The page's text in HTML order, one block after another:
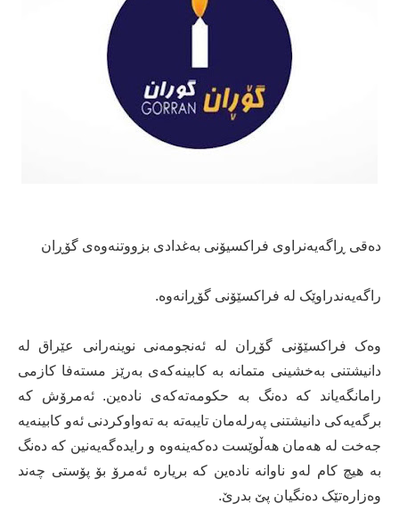
دەقی ڕاگەیەنراوی فراكسیۆنی بەغدادی بزووتنەوەی گۆڕان
راگەیەندراوێک لە فراکسێۆنی گۆڕانەوە.
وەک فراکسێۆنی گۆڕان لە ئەنجومەنی نوینەرانی عێراق لە
دانیشتنی بەخشینی متمانە بە کابینەکەی بەرێز مستەفا کازمی
رامانگەیاند کە دەنگ بە حکومەتەکەی نادەین. ئەمرۆش کە
برگەیەکی دانیشتنی پەرلەمان تایبەتە بە تەواوکردنی ئەو کابینەیە
جەخت لە هەمان هەڵوێست دەکەینەوە و رایدەگەیەنین کە دەنگ
بە هیچ کام لەو ناوانە نادەین کە بریارە ئەمرۆ بۆ پۆستی چەند
وەزارەتێک دەنگیان پێ بدرێ.